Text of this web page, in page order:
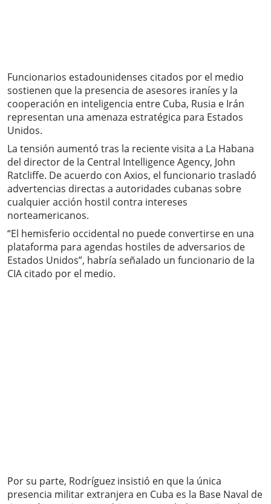
Funcionarios estadounidenses citados por el medio
sostienen que la presencia de asesores iraníes y la
cooperación en inteligencia entre Cuba, Rusia e Irán
representan una amenaza estratégica para Estados
Unidos.
La tensión aumentó tras la reciente visita a La Habana
del director de la Central Intelligence Agency, John
Ratcliffe. De acuerdo con Axios, el funcionario trasladó
advertencias directas a autoridades cubanas sobre
cualquier acción hostil contra intereses
norteamericanos.
“El hemisferio occidental no puede convertirse en una
plataforma para agendas hostiles de adversarios de
Estados Unidos”, habría señalado un funcionario de la
CIA citado por el medio.
Por su parte, Rodríguez insistió en que la única
presencia militar extranjera en Cuba es la Base Naval de